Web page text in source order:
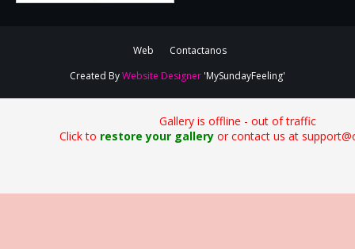
Web
Contactanos
Created ByWebsite Designer 'MySundayFeeling'
Gallery is offline - out of traffic
Click to restore your galleryor contact us at